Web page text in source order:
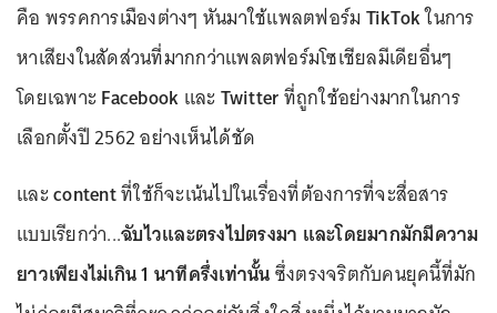
คือ พรรคการเมืองต่างๆ หันมาใช้แพลตฟอร์ม TikTokในการ
หาเสียงในสัดส่วนที่มากกว่าแพลตฟอร์มโซเชียลมีเดียอื่นๆ
โดยเฉพาะFacebook และTwitterที่ถูกใช้อย่างมากในการ
เลือกตั้งปี 2562 อย่างเห็นได้ชัด
และcontentที่ใช้ก็จะเน้นไปในเรื่องที่ต้องการที่จะสื่อสาร
แบบเรียกว่า...ฉับไวและตรงไปตรงมา และโดยมากมักมีความ
ยาวเพียงไม่เกิน 1 นาทีครึ่งเท่านั้นซึ่งตรงจริตกับคนยุคนี้ที่มัก